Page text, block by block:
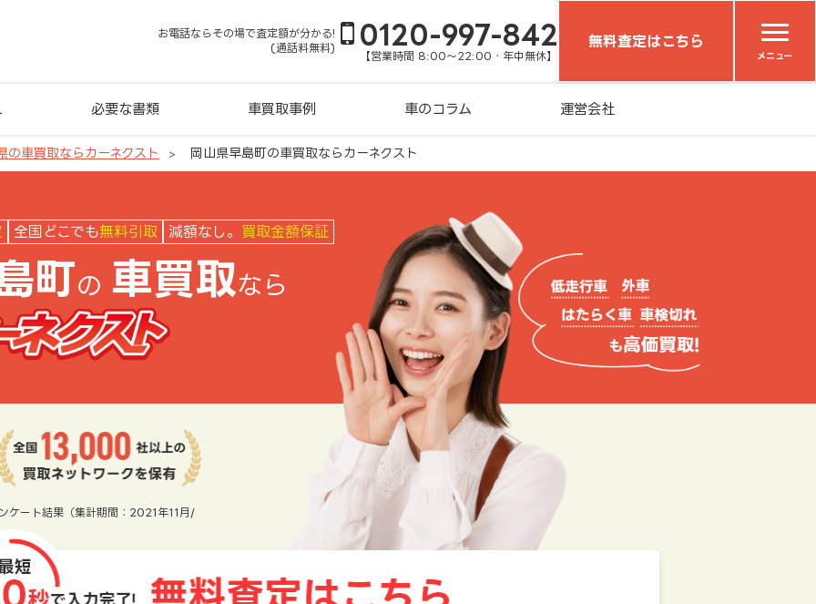
お電話ならその場で査定額が分かる!
(通話料無料)
0120-997-842
【営業時間 8:00～22:00・年中無休】
無料査定はこちら
メニュー
必要な書類 車買取事例 車のコラム 運営会社
の車買取ならカーネクスト 岡山県早島町の車買取ならカーネクスト
全国どこでも無料引取 減額なし。 買取金額保証
町の 車買取なら
ケート結果（集計期間：2021年11月/